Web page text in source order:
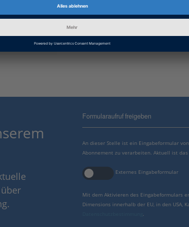
Problembehandlung
Bis 2013-A
Formularaufruf freigeben
An dieser Stelle ist ein Eingabeformular
Abonnement zu verarbeiten. Aktuell ist
Externes Eingabeformular
Mit dem Aktivieren des Eingabeformulars
Dimensions innerhalb der EU, in den